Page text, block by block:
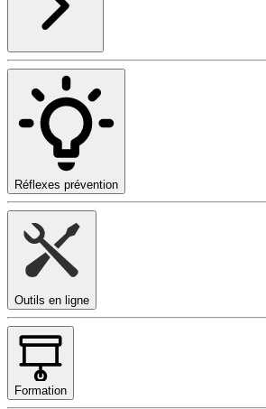
Réflexes prévention
Outils en ligne
Formation